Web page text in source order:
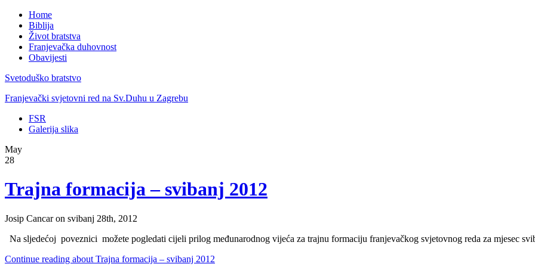
Home
Biblija
Život bratstva
Franjevačka duhovnost
Obavijesti
Svetoduško bratstvo
Franjevački svjetovni red na Sv.Duhu u Zagrebu
FSR
Galerija slika
May
28
Trajna formacija – svibanj 2012
Josip Cancar on svibanj 28th, 2012
Na sljedećoj poveznici možete pogledati cijeli prilog međunarodnog vijeća za trajnu formaciju franjevačkog svjetovnog reda za mjesec
Continue reading about Trajna formacija – svibanj 2012